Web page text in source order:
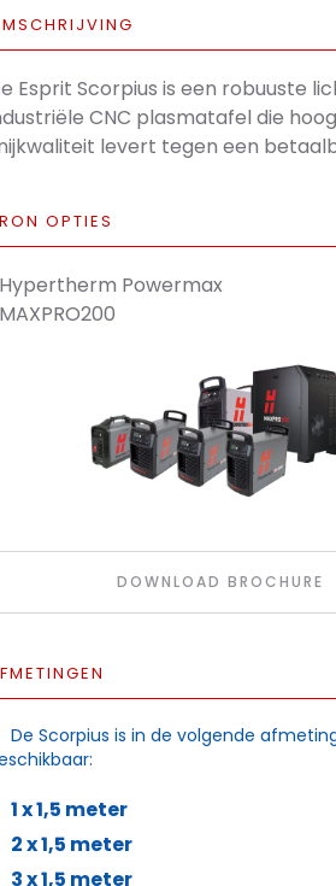
Esprit Scorpius is een robuuste
CNC plasmatafel die
levert tegen een
OPTIES
Hypertherm Powermax
DOWNLOAD BROCHURE
De Scorpius is in de volgende
1 x 1,5 meter
2 x 1,5 meter
3 x 1,5 meter